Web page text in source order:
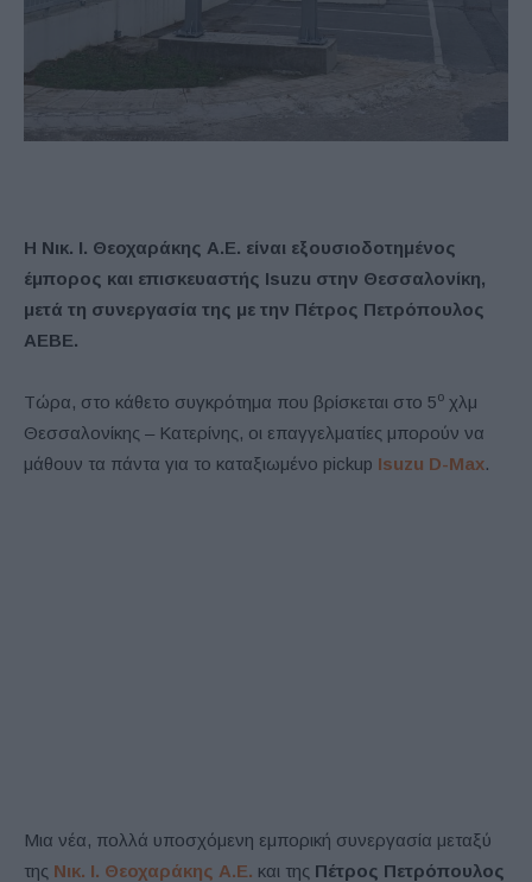
H Νικ. Ι. Θεοχαράκης Α.Ε. είναι εξουσιοδοτημένος
έμπορος και επισκευαστής Isuzu στην Θεσσαλονίκη,
μετά τη συνεργασία της με την Πέτρος Πετρόπουλος
ΑΕΒΕ.
Τώρα, στο κάθετο συγκρότημα που βρίσκεται στο 5ο χλμ
Θεσσαλονίκης – Κατερίνης, οι επαγγελματίες μπορούν να
μάθουν τα πάντα για το καταξιωμένο pickup Isuzu D-Max.
Μια νέα, πολλά υποσχόμενη εμπορική συνεργασία μεταξύ
της Νικ. Ι. Θεοχαράκης Α.Ε. και της Πέτρος Πετρόπουλος